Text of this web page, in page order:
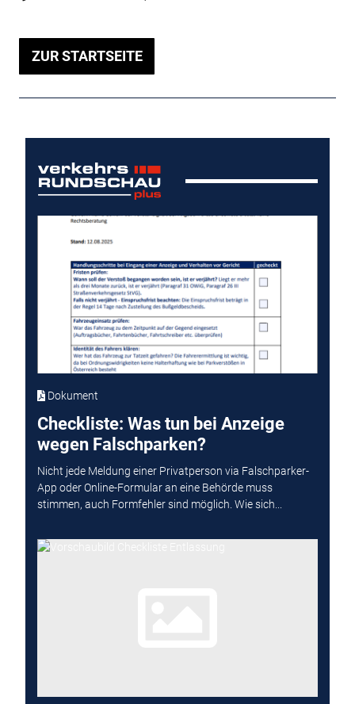
ZUR STARTSEITE
Dokument
Checkliste: Was tun bei Anzeige
wegen Falschparken?
Nicht jede Meldung einer Privatperson via Falschparker-
App oder Online-Formular an eine Behörde muss
stimmen, auch Formfehler sind möglich. Wie sich...